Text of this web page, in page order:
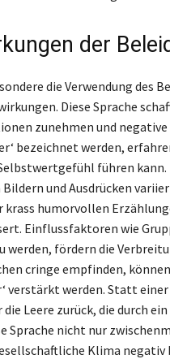
der
die Verwendung des
Diese Sprache
zunehmen und
bezeichnet werden,
führen kann.
und Ausdrücken
humorvollen
Einflussfaktoren wie
werden, fördern die
cringe empfinden,
verstärkt werden. Statt
Leere zurück, die durch
nicht nur
Klima negativ